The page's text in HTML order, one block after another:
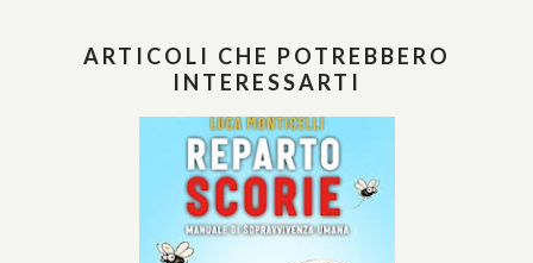
ARTICOLI CHE POTREBBERO
INTERESSARTI